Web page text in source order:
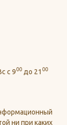
с 900 до 21 00
ни при каких